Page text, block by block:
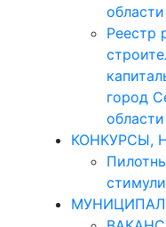
области
Реестр
город
области
КОНКУРСЫ,